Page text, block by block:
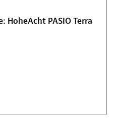
HoheAcht PASIO Terra